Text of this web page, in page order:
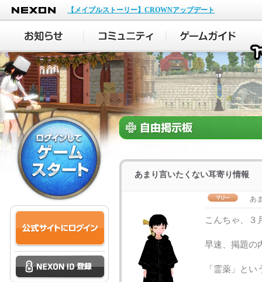
NEXON
【メイプルストーリー】CROWNアップデート
あまり言いたくない耳寄り情報
あ
こんちゃ、３
早速、掲題の
「霊薬」と